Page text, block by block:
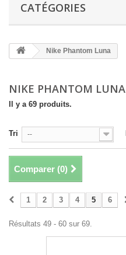
CATÉGORIES
Nike Phantom Luna
NIKE PHANTOM LUNA
Il y a 69 produits.
Tri --
Comparer (0)
1 2 3 4 5 6
Résultats 49 - 60 sur 69.